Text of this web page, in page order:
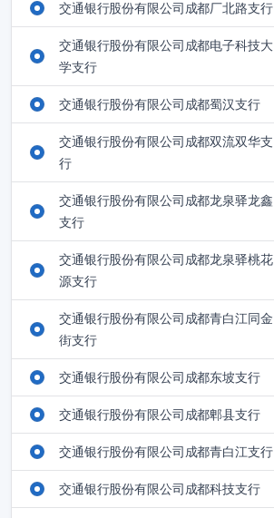
交通银行股份有限公司成都厂北路支行
交通银行股份有限公司成都电子科技大
学支行
交通银行股份有限公司成都蜀汉支行
交通银行股份有限公司成都双流双华支
行
交通银行股份有限公司成都龙泉驿龙鑫
支行
交通银行股份有限公司成都龙泉驿桃花
源支行
交通银行股份有限公司成都青白江同金
街支行
交通银行股份有限公司成都东坡支行
交通银行股份有限公司成都郫县支行
交通银行股份有限公司成都青白江支行
交通银行股份有限公司成都科技支行